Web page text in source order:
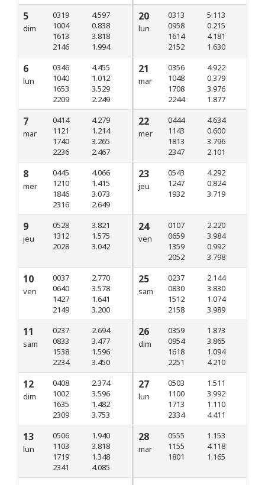
5
dim
0319
1004
1613
2146
4.597
0.838
3.818
1.994
6
lun
0346
1040
1653
2209
4.455
1.012
3.529
2.249
7
mar
0414
1121
1740
2236
4.279
1.214
3.265
2.467
8
mer
0445
1210
1846
2316
4.066
1.415
3.073
2.649
9
jeu
0528
1312
2028
3.821
1.575
3.042
10
ven
0037
0640
1427
2149
2.770
3.578
1.641
3.200
11
sam
0237
0833
1538
2234
2.694
3.477
1.596
3.450
12
dim
0408
1002
1635
2309
2.374
3.596
1.482
3.753
13
lun
0506
1103
1719
2341
1.940
3.818
1.348
4.085
20
lun
0313
0958
1614
2152
5.113
0.215
4.181
1.630
21
mar
0356
1048
1708
2244
4.922
0.379
3.976
1.877
22
mer
0444
1143
1813
2347
4.634
0.600
3.796
2.101
23
jeu
0543
1247
1932
4.292
0.824
3.719
24
ven
0107
0659
1359
2052
2.220
3.984
0.992
3.798
25
sam
0237
0830
1512
2158
2.144
3.830
1.074
3.989
26
dim
0359
0954
1618
2251
1.873
3.865
1.094
4.210
27
lun
0503
1100
1713
2334
1.511
3.992
1.110
4.411
28
mar
0555
1155
1801
1.153
4.118
1.165